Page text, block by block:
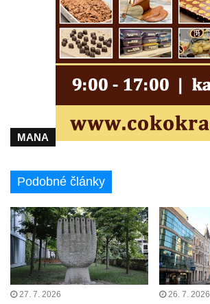
Teplicích nad Metují
Pomník obětem 2. světové války na hřbitově
v Teplicích nad Metují
Hrob Waltera Hilleho na hřbitově ve Vlčí
Kenotaf Oskara Ringelhana na hřbitově v
Benešově nad Ploučnicí
Kenotaf Augusta Michela na hřbitově v
Hrob Šumových na hřbitově v Benešově
Hrob Theodora Sommera na hřbitově v
Benešově nad Ploučnicí
Hrob Wendelina Janiche na hřbitově v
Benešově nad Ploučnicí
MANA
Podobné články
27. 7. 2026 26. 7. 2026